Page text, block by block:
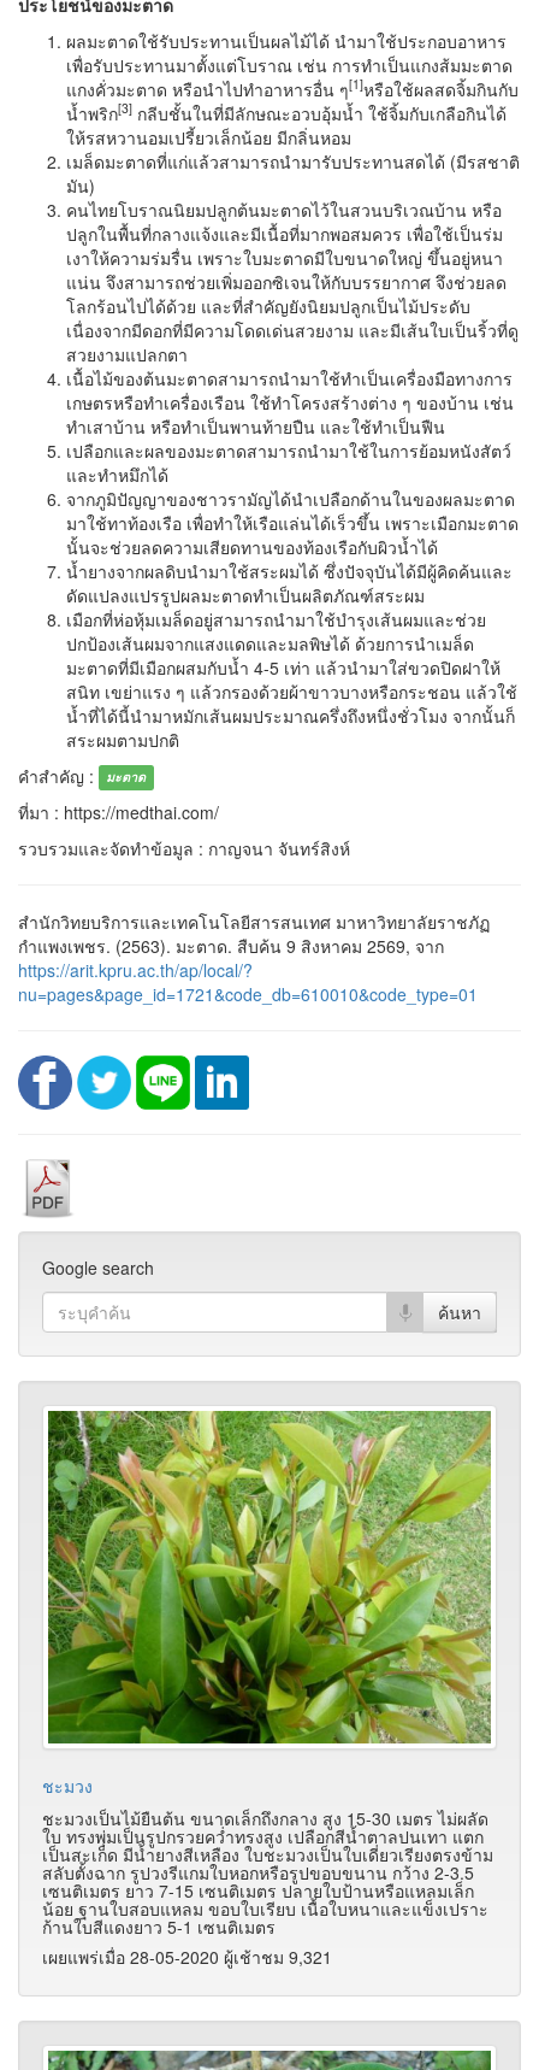
ผลมะตาดใช้รับประทานเป็นผลไม้ได้ นำมาใช้ประกอบอาหาร
เพื่อรับประทานมาตั้งแต่โบราณ เช่น การทำเป็นแกงส้มมะตาด
แกงคั่วมะตาด หรือนำไปทำอาหารอื่น ๆ[1]หรือใช้ผลสดจิ้มกินกับ
น้ำพริก[3] กลีบชั้นในที่มีลักษณะอวบอุ้มน้ำ ใช้จิ้มกับเกลือกินได้
ให้รสหวานอมเปรี้ยวเล็กน้อย มีกลิ่นหอม
เมล็ดมะตาดที่แก่แล้วสามารถนำมารับประทานสดได้ (มีรสชาติ
มัน)
คนไทยโบราณนิยมปลูกต้นมะตาดไว้ในสวนบริเวณบ้าน หรือ
ปลูกในพื้นที่กลางแจ้งและมีเนื้อที่มากพอสมควร เพื่อใช้เป็นร่ม
เงาให้ความร่มรื่น เพราะใบมะตาดมีใบขนาดใหญ่ ขึ้นอยู่หนา
แน่น จึงสามารถช่วยเพิ่มออกซิเจนให้กับบรรยากาศ จึงช่วยลด
โลกร้อนไปได้ด้วย และที่สำคัญยังนิยมปลูกเป็นไม้ประดับ
เนื่องจากมีดอกที่มีความโดดเด่นสวยงาม และมีเส้นใบเป็นริ้วที่ดู
สวยงามแปลกตา
เนื้อไม้ของต้นมะตาดสามารถนำมาใช้ทำเป็นเครื่องมือทางการ
เกษตรหรือทำเครื่องเรือน ใช้ทำโครงสร้างต่าง ๆ ของบ้าน เช่น
ทำเสาบ้าน หรือทำเป็นพานท้ายปืน และใช้ทำเป็นฟืน
เปลือกและผลของมะตาดสามารถนำมาใช้ในการย้อมหนังสัตว์
และทำหมึกได้
จากภูมิปัญญาของชาวรามัญได้นำเปลือกด้านในของผลมะตาด
มาใช้ทาท้องเรือ เพื่อทำให้เรือแล่นได้เร็วขึ้น เพราะเมือกมะตาด
นั้นจะช่วยลดความเสียดทานของท้องเรือกับผิวน้ำได้
น้ำยางจากผลดิบนำมาใช้สระผมได้ ซึ่งปัจจุบันได้มีผู้คิดค้นและ
ดัดแปลงแปรรูปผลมะตาดทำเป็นผลิตภัณฑ์สระผม
เมือกที่ห่อหุ้มเมล็ดอยู่สามารถนำมาใช้บำรุงเส้นผมและช่วย
ปกป้องเส้นผมจากแสงแดดและมลพิษได้ ด้วยการนำเมล็ด
มะตาดที่มีเมือกผสมกับน้ำ 4-5 เท่า แล้วนำมาใส่ขวดปิดฝาให้
สนิท เขย่าแรง ๆ แล้วกรองด้วยผ้าขาวบางหรือกระชอน แล้วใช้
น้ำที่ได้นี้นำมาหมักเส้นผมประมาณครึ่งถึงหนึ่งชั่วโมง จากนั้นก็
สระผมตามปกติ
คำสำคัญ :
มะตาด
ที่มา : https://medthai.com/
รวบรวมและจัดทำข้อมูล : กาญจนา จันทร์สิงห์
สำนักวิทยบริการและเทคโนโลยีสารสนเทศ มาหาวิทยาลัยราชภัฏ
กำแพงเพชร. (2563). มะตาด. สืบค้น 9 สิงหาคม 2569, จาก
https://arit.kpru.ac.th/ap/local/?
nu=pages&page_id=1721&code_db=610010&code_type=01
Google search
ชะมวง
ชะมวงเป็นไม้ยืนต้น ขนาดเล็กถึงกลาง สูง 15-30 เมตร ไม่ผลัด
ใบ ทรงพุ่มเป็นรูปกรวยคว่ำทรงสูง เปลือกสีน้ำตาลปนเทา แตก
เป็นสะเก็ด มีน้ำยางสีเหลือง ใบชะมวงเป็นใบเดี่ยวเรียงตรงข้าม
สลับตั้งฉาก รูปวงรีแกมใบหอกหรือรูปขอบขนาน กว้าง 2-3.5
เซนติเมตร ยาว 7-15 เซนติเมตร ปลายใบป้านหรือแหลมเล็ก
น้อย ฐานใบสอบแหลม ขอบใบเรียบ เนื้อใบหนาและแข็งเปราะ
ก้านใบสีแดงยาว 5-1 เซนติเมตร
เผยแพร่เมื่อ 28-05-2020 ผู้เช้าชม 9,321